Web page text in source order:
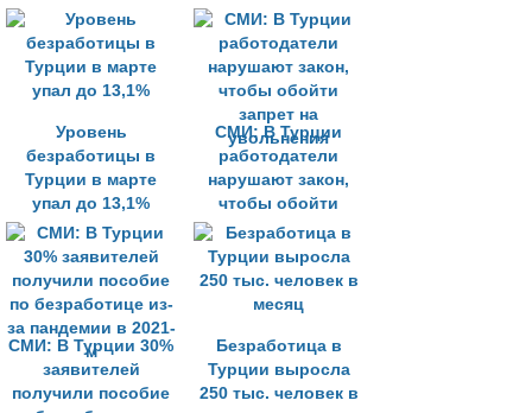
человек могут
потерять работу
туризма
Уровень
безработицы в
Турции в марте
упал до 13,1%
СМИ: В Турции
работодатели
нарушают закон,
чтобы обойти
запрет на
увольнения
СМИ: В Турции 30%
заявителей
получили пособие
Безработица в
Турции выросла
250 тыс. человек в